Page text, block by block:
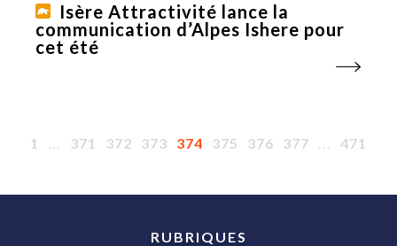
Isère Attractivité lance la
communication d’Alpes Ishere pour
cet été
1 ... 371 372 373 374 375 376 377 ... 471
RUBRIQUES